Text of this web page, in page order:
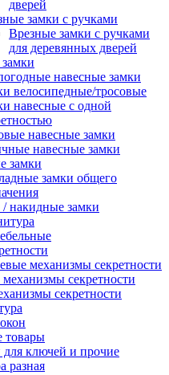
дверей
замки с ручками
Врезные замки с ручками
для деревянных дверей
навесные замки
велосипедные/тросовые
навесные с одной
навесные замки
навесные замки
замки
замки общего
накидные замки
механизмы секретности
секретности
секретности
товары
для ключей и прочие
разная